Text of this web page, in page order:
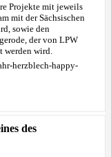
Projekte mit jeweils
mit der Sächsischen
sowie den
der von LPW
wird.
herzblech-happy-
des